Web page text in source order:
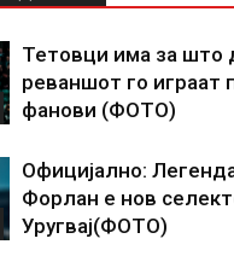
Тетовци има за што
реваншот го играат
фанови (ФОТО)
Официјално:
Форлан е нов
Уругвај(ФОТО)